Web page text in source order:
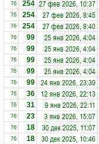
76 254 27 фев 2026, 10:37
76 254 27 фев 2026, 8:45
76 254 27 фев 2026, 8:40
76 99 25 янв 2026, 4:04
76 99 25 янв 2026, 4:04
76 99 25 янв 2026, 4:04
76 99 25 янв 2026, 4:04
76 99 24 янв 2026, 23:39
76 36 12 янв 2026, 22:13
76 31 9 янв 2026, 22:11
76 23 3 янв 2026, 15:07
76 18 30 дек 2025, 11:07
76 18 30 дек 2025, 10:46